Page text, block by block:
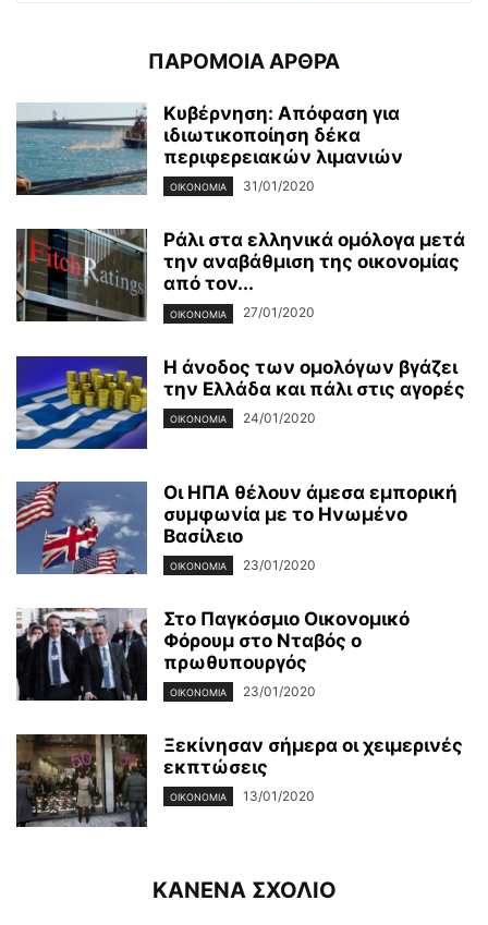
ΠΑΡΟΜΟΙΑ ΑΡΘΡΑ
Κυβέρνηση: Απόφαση για
ιδιωτικοποίηση δέκα
περιφερειακών λιμανιών
ΟΙΚΟΝΟΜΊΑ 31/01/2020
Ράλι στα ελληνικά ομόλογα μετά
την αναβάθμιση της οικονομίας
από τον...
ΟΙΚΟΝΟΜΊΑ 27/01/2020
Η άνοδος των ομολόγων βγάζει
την Ελλάδα και πάλι στις αγορές
ΟΙΚΟΝΟΜΊΑ 24/01/2020
Οι ΗΠΑ θέλουν άμεσα εμπορική
συμφωνία με το Ηνωμένο
Βασίλειο
ΟΙΚΟΝΟΜΊΑ 23/01/2020
Στο Παγκόσμιο Οικονομικό
Φόρουμ στο Νταβός ο
πρωθυπουργός
ΟΙΚΟΝΟΜΊΑ 23/01/2020
Ξεκίνησαν σήμερα οι χειμερινές
εκπτώσεις
ΟΙΚΟΝΟΜΊΑ 13/01/2020
ΚΑΝΕΝΑ ΣΧΟΛΙΟ